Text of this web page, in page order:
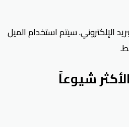
الإلكتروني. سيتم استخدام الميل
شيوعاً